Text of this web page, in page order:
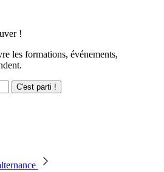
!
les formations, événements,
C'est parti !